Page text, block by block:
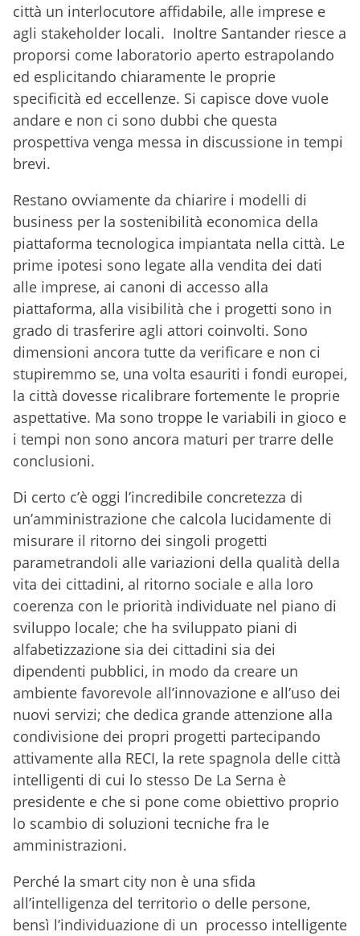
città un interlocutore affidabile, alle imprese e
agli stakeholder locali. Inoltre Santander riesce a
proporsi come laboratorio aperto estrapolando
ed esplicitando chiaramente le proprie
specificità ed eccellenze. Si capisce dove vuole
andare e non ci sono dubbi che questa
prospettiva venga messa in discussione in tempi
brevi.
Restano ovviamente da chiarire i modelli di
business per la sostenibilità economica della
piattaforma tecnologica impiantata nella città. Le
prime ipotesi sono legate alla vendita dei dati
alle imprese, ai canoni di accesso alla
piattaforma, alla visibilità che i progetti sono in
grado di trasferire agli attori coinvolti. Sono
dimensioni ancora tutte da verificare e non ci
stupiremmo se, una volta esauriti i fondi europei,
la città dovesse ricalibrare fortemente le proprie
aspettative. Ma sono troppe le variabili in gioco e
i tempi non sono ancora maturi per trarre delle
conclusioni.
Di certo c’è oggi l’incredibile concretezza di
un’amministrazione che calcola lucidamente di
misurare il ritorno dei singoli progetti
parametrandoli alle variazioni della qualità della
vita dei cittadini, al ritorno sociale e alla loro
coerenza con le priorità individuate nel piano di
sviluppo locale; che ha sviluppato piani di
alfabetizzazione sia dei cittadini sia dei
dipendenti pubblici, in modo da creare un
ambiente favorevole all’innovazione e all’uso dei
nuovi servizi; che dedica grande attenzione alla
condivisione dei propri progetti partecipando
attivamente alla RECI, la rete spagnola delle città
intelligenti di cui lo stesso De La Serna è
presidente e che si pone come obiettivo proprio
lo scambio di soluzioni tecniche fra le
amministrazioni.
Perché la smart city non è una sfida
all’intelligenza del territorio o delle persone,
bensì l’individuazione di un processo intelligente